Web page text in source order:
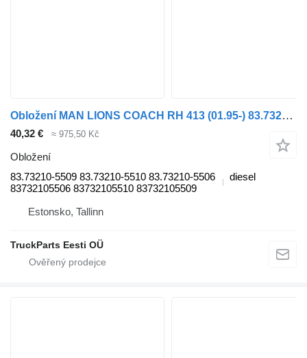
Obložení MAN LIONS COACH RH 413 (01.95-) 83.73210-5509 pro autobusy MAN Lion's bus (1991-)
40,32 € ≈ 975,50 Kč
Obložení
83.73210-5509 83.73210-5510 83.73210-5506
83732105506 83732105510 83732105509
diesel
Estonsko, Tallinn
TruckParts Eesti OÜ